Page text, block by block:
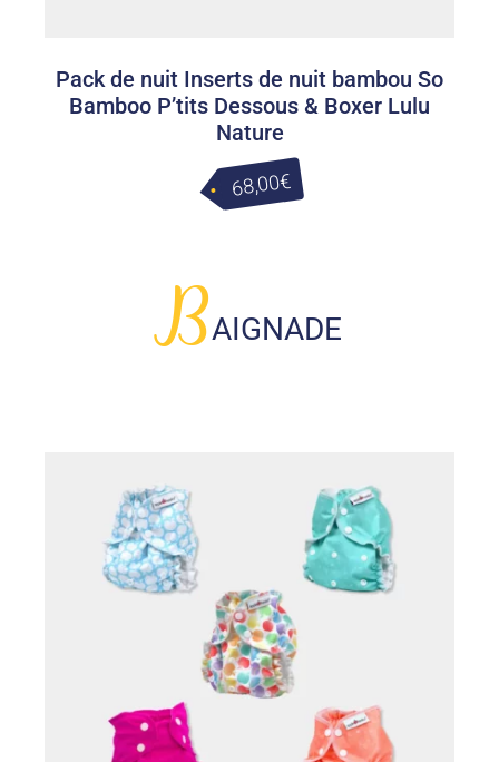
Pack de nuit Inserts de nuit bambou So
Bamboo P’tits Dessous & Boxer Lulu
Nature
68,00€
BAIGNADE